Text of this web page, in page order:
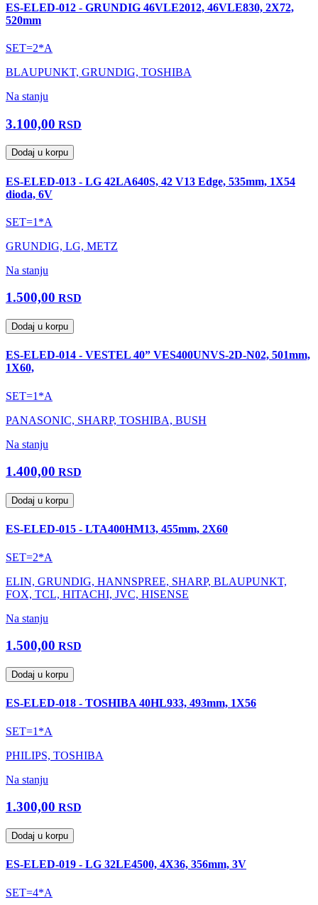
ES-ELED-012 - GRUNDIG 46VLE2012, 46VLE830, 2X72,
520mm
SET=2*A
BLAUPUNKT, GRUNDIG, TOSHIBA
Na stanju
3.100,00 RSD
Dodaj u korpu
ES-ELED-013 - LG 42LA640S, 42 V13 Edge, 535mm, 1X54
dioda, 6V
SET=1*A
GRUNDIG, LG, METZ
Na stanju
1.500,00 RSD
Dodaj u korpu
ES-ELED-014 - VESTEL 40” VES400UNVS-2D-N02, 501mm,
1X60,
SET=1*A
PANASONIC, SHARP, TOSHIBA, BUSH
Na stanju
1.400,00 RSD
Dodaj u korpu
ES-ELED-015 - LTA400HM13, 455mm, 2X60
SET=2*A
ELIN, GRUNDIG, HANNSPREE, SHARP, BLAUPUNKT,
FOX, TCL, HITACHI, JVC, HISENSE
Na stanju
1.500,00 RSD
Dodaj u korpu
ES-ELED-018 - TOSHIBA 40HL933, 493mm, 1X56
SET=1*A
PHILIPS, TOSHIBA
Na stanju
1.300,00 RSD
Dodaj u korpu
ES-ELED-019 - LG 32LE4500, 4X36, 356mm, 3V
SET=4*A